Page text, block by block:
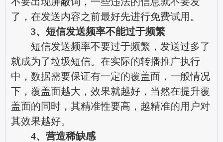
了，在发送内容之前最好先进行免费试用。
3、短信发送频率不能过于频繁
短信发送频率不要过于频繁，发送过多了
就成为了垃圾短信。在实际的转播推广执行
中，数据需要保证有一定的覆盖面，一般情况
下，覆盖面越大，效果就越好，当然在提升覆
盖面的同时，其精准性要高，越精准的用户对
其效果越好。
4、营造稀缺感